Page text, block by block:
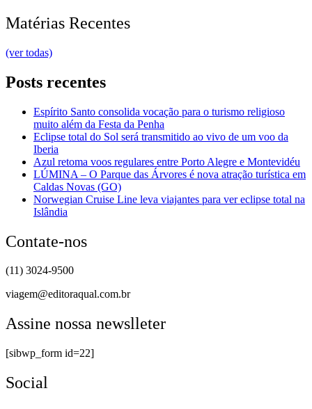
Matérias Recentes
(ver todas)
Posts recentes
Espírito Santo consolida vocação para o turismo religioso
muito além da Festa da Penha
Eclipse total do Sol será transmitido ao vivo de um voo da
Iberia
Azul retoma voos regulares entre Porto Alegre e Montevidéu
LÚMINA – O Parque das Árvores é nova atração turística em
Caldas Novas (GO)
Norwegian Cruise Line leva viajantes para ver eclipse total na
Islândia
Contate-nos
(11) 3024-9500
viagem@editoraqual.com.br
Assine nossa newslleter
[sibwp_form id=22]
Social